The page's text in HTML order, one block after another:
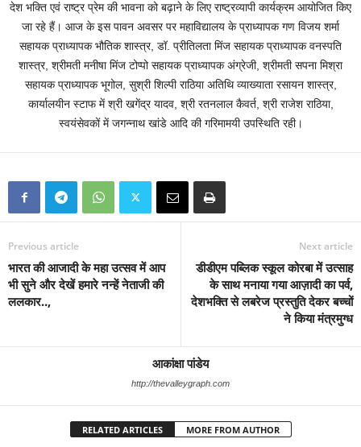
देश भक्ति एवं राष्ट्र प्रेम की भावना को बढ़ाने के लिए राष्ट्रव्यापी कार्यक्रम आयोजित किए
जा रहे हैं। आज के इस पावन अवसर पर महाविद्यालय के प्राध्यापक गण विजय शर्मा
सहायक प्राध्यापक भौतिक शास्त्र, डॉ. प्रीतिलता मिंज सहायक प्राध्यापक वनस्पति
शास्त्र, श्रीमती मनीषा मिंज टोप्पो सहायक प्राध्यापक अंग्रेजी, श्रीमती सपना मिश्रा
सहायक प्राध्यापक भूगोल, सुश्री शिल्पी राठिया अतिथि व्याख्याता रसायन शास्त्र,
कार्यालयीन स्टाफ में श्री खगेंद्र यादव, श्री रतनलाल कैवर्त, श्री राजेश राठिया,
स्वयंसेवकों में जगन्नाथ खांडे आदि की गरिमामयी उपस्थिति रही।
Previous article
भारत की आजादी के महा उत्सव में आप
भी सुने और देखें हमारे नन्हें नेताजी की
ललकार..,
Next article
डीडीएम पब्लिक स्कूल कोरबा में उत्साह
के साथ मनाया गया आज़ादी का पर्व,
देशभक्ति से लबरेज प्रस्तुति देकर बच्चों
ने किया मंत्रमुग्ध
आकांक्षा पांडेय
http://thevalleygraph.com
RELATED ARTICLES MORE FROM AUTHOR